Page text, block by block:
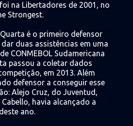
na Libertadores de 2001, no
Strongest.
é o primeiro defensor
duas assistências em uma
CONMEBOL Sudamericana
passou a coletar dados
em 2013. Além
defensor a conseguir esse
Alejo Cruz, do Juventud,
havia alcançado a
ano.